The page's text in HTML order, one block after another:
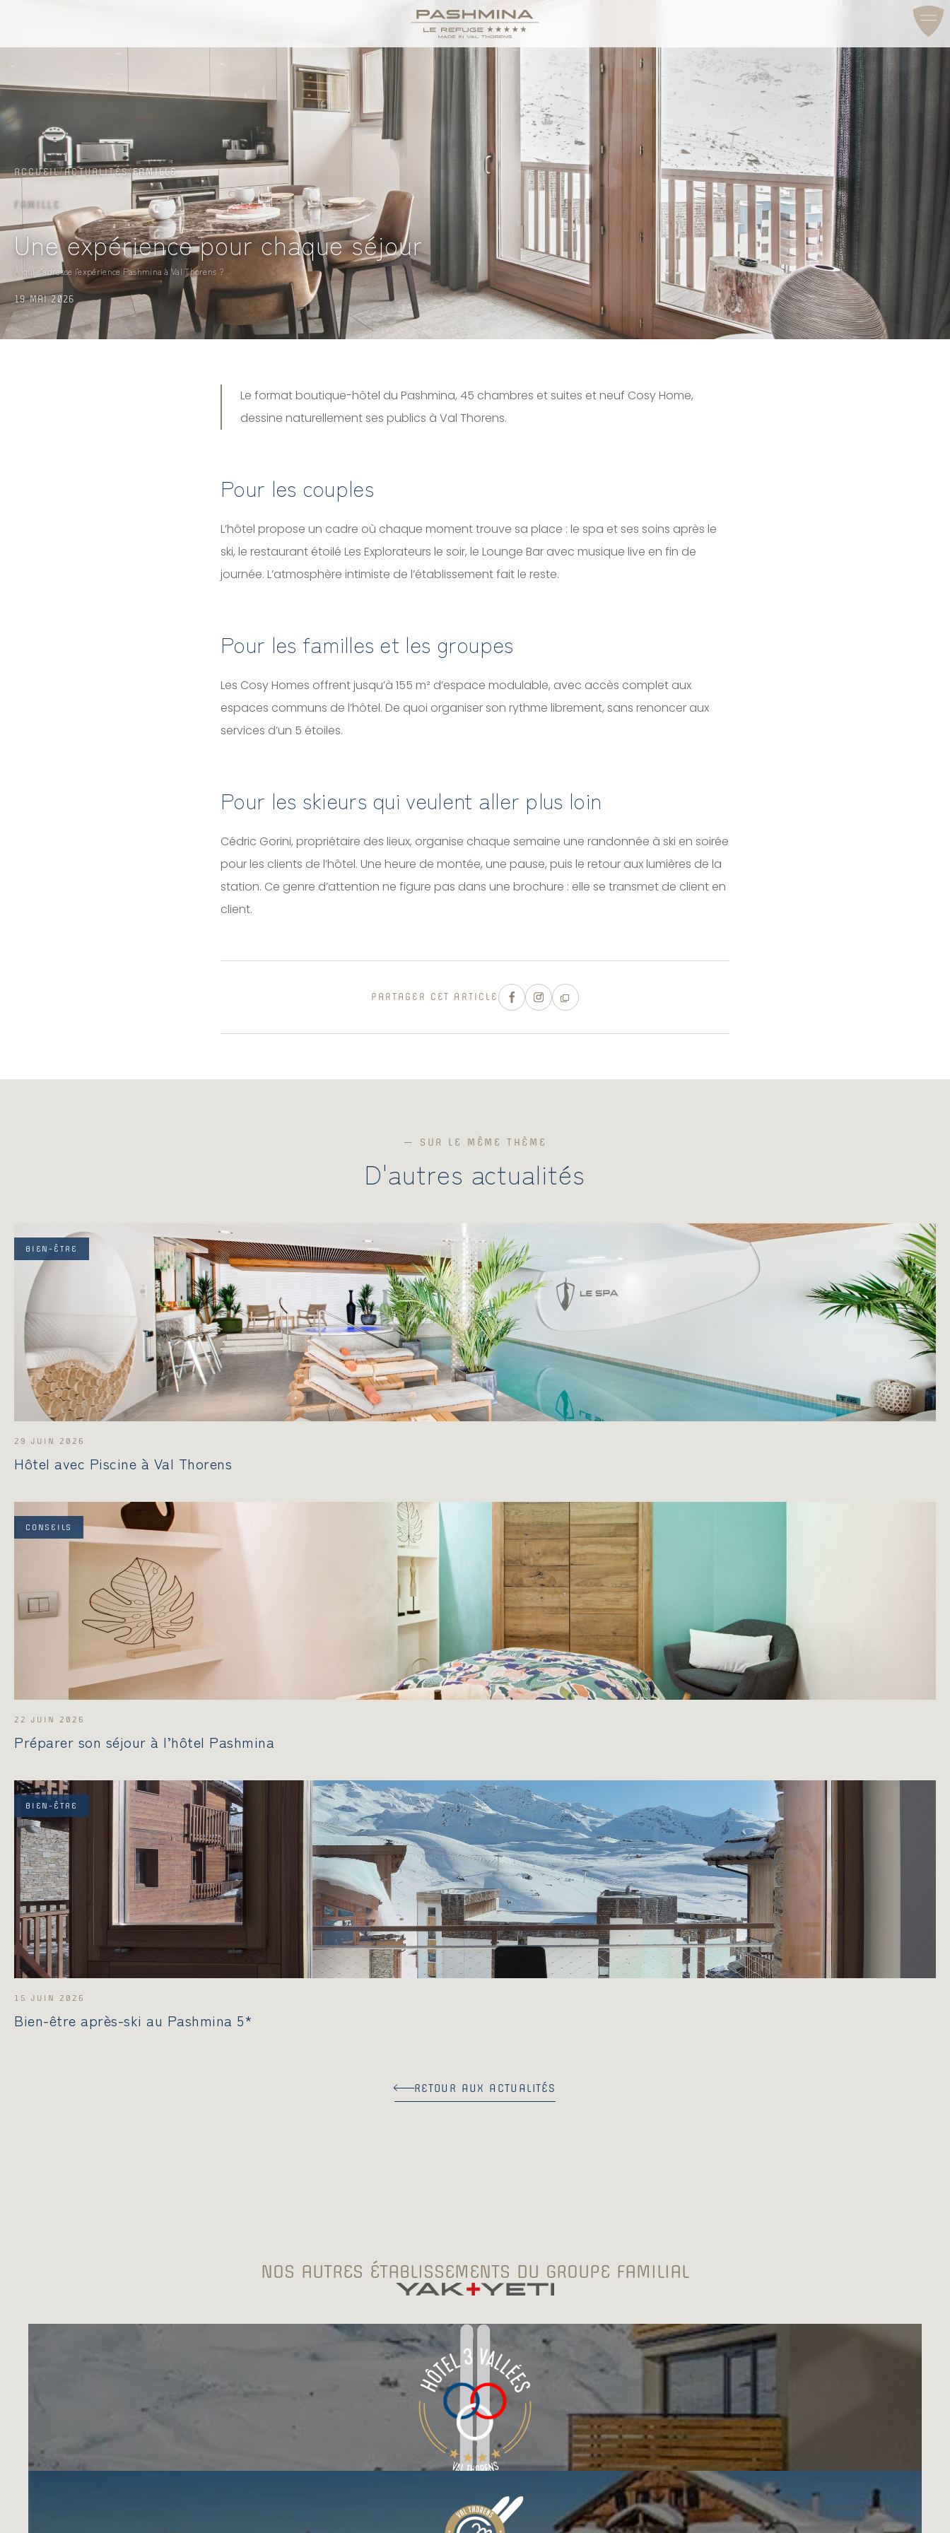
SE RESSOURCER
S'ÉVADER
OFFRES SPÉCIALES BONS CADEAUX
GALERIE PHOTOS SKI SHOP
ACTUALITÉS
РУССКИЙ DEUTSCH
ACCUEIL/ACTUALITÉS/FAMILLE
FAMILLE
Une expérience pour chaque séjour
À qui s’adresse l’expérience Pashmina à Val Thorens ?
19 MAI 2026
Le format boutique-hôtel du Pashmina, 45 chambres et suites et neuf Cosy Home,
dessine naturellement ses publics à Val Thorens.
Pour les couples
L’hôtel propose un cadre où chaque moment trouve sa place : le spa et ses soins après le
ski, le restaurant étoilé Les Explorateurs le soir, le Lounge Bar avec musique live en fin de
journée. L’atmosphère intimiste de l’établissement fait le reste.
Pour les familles et les groupes
Les Cosy Homes offrent jusqu’à 155 m² d’espace modulable, avec accès complet aux
espaces communs de l’hôtel. De quoi organiser son rythme librement, sans renoncer aux
services d’un 5 étoiles.
Pour les skieurs qui veulent aller plus loin
Cédric Gorini, propriétaire des lieux, organise chaque semaine une randonnée à ski en soirée
pour les clients de l’hôtel. Une heure de montée, une pause, puis le retour aux lumières de la
station. Ce genre d’attention ne figure pas dans une brochure : elle se transmet de client en
client.
PARTAGER CET ARTICLE
— SUR LE MÊME THÈME
D'autres actualités
BIEN-ÊTRE
29 JUIN 2026
Hôtel avec Piscine à Val Thorens
CONSEILS
22 JUIN 2026
Préparer son séjour à l’hôtel Pashmina
BIEN-ÊTRE
15 JUIN 2026
Bien-être après-ski au Pashmina 5*
RETOUR AUX ACTUALITÉS
NOS AUTRES ÉTABLISSEMENTS DU GROUPE FAMILIAL